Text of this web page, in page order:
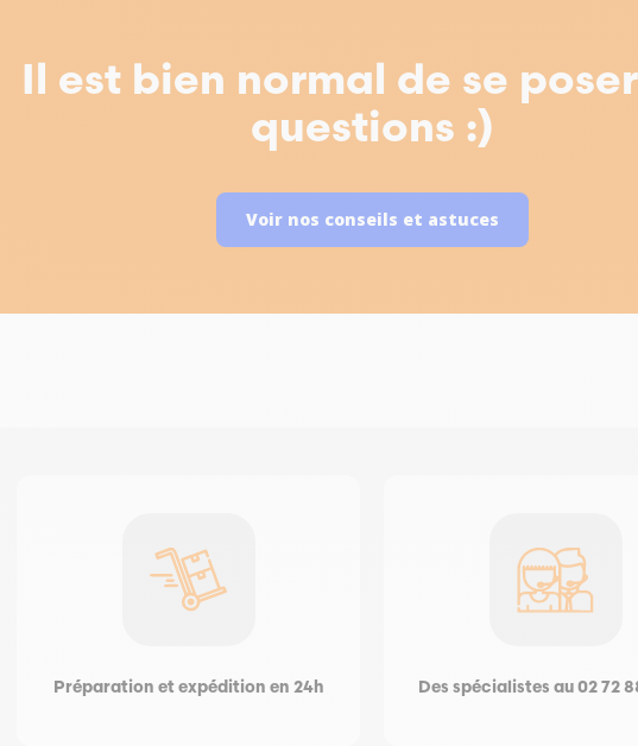
Il est bien normal de se
questions :)
Voir nos conseils et astuces
Préparation et expédition en 24h Des spécialistes au 02 72